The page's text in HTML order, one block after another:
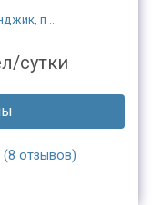
п ...
сутки
отзывов)